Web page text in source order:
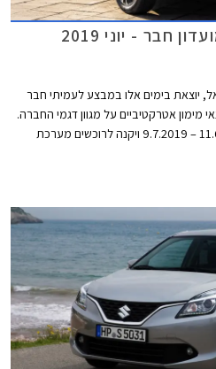
חבר - יוני 2019
יוצאת בימים אלו במבצע לעמיתי חבר
מימון אטרקטיביים על מגוון דגמי החברה.
המבצע ייערך בין התאריכים 11.6.2019 – 9.7.2019 ויקנה לרוכשים מערכת